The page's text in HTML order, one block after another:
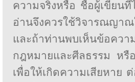
ความจริงหรือ ชื่อผู้เขียนที่
อ่านจึงควรใช้วิจารณญาณ
และถ้าท่านพบเห็นข้อควา
กฎหมายและศีลธรรม หรื
เพื่อให้เกิดความเสียหาย